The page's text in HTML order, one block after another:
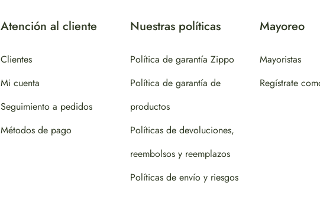
Atención al cliente
Clientes
Mi cuenta
Seguimiento a pedidos
Métodos de pago
Nuestras políticas
Política de garantía Zippo
Política de garantía de
productos
Políticas de devoluciones,
reembolsos y reemplazos
Políticas de envío y riesgos
Mayoreo
Mayoristas
Regístrate